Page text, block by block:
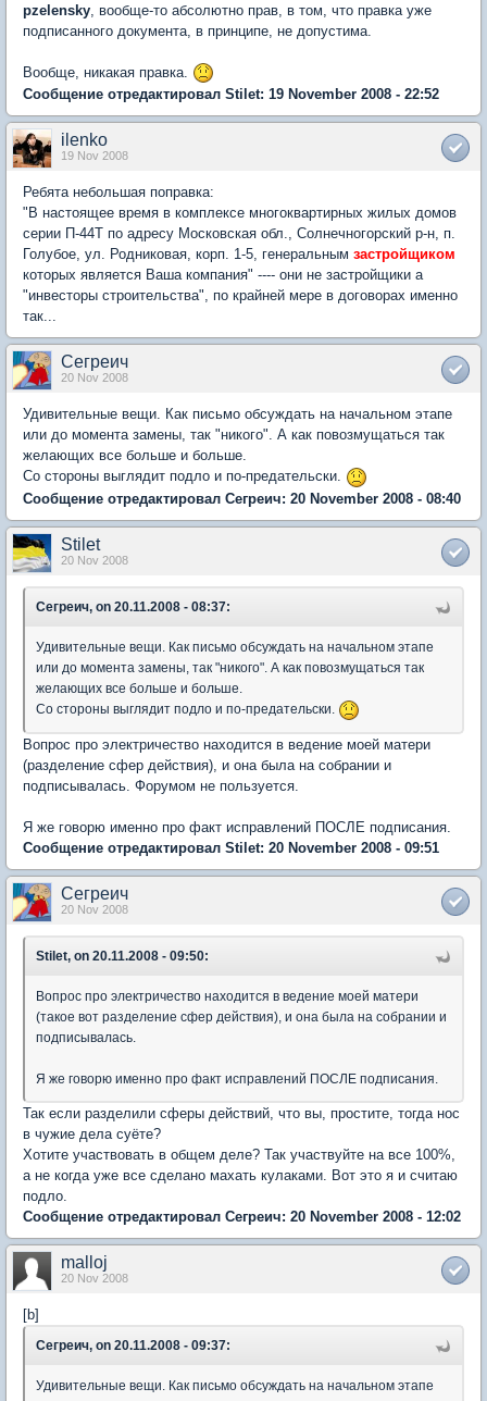
pzelensky , вообще-то абсолютно прав, в том, что правка уже
подписанного документа, в принципе, не допустима.
Вообще, никакая правка.
Сообщение отредактировал Stilet: 19 November 2008 - 22:52
ilenko
19 Nov 2008
Ребята небольшая поправка:
"В настоящее время в комплексе многоквартирных жилых домов
серии П-44Т по адресу Московская обл., Солнечногорский р-н, п.
Голубое, ул. Родниковая, корп. 1-5, генеральным застройщиком
которых является Ваша компания" ---- они не застройщики а
"инвесторы строительства", по крайней мере в договорах именно
так...
Сегреич
20 Nov 2008
Удивительные вещи. Как письмо обсуждать на начальном этапе
или до момента замены, так "никого". А как повозмущаться так
желающих все больше и больше.
Со стороны выглядит подло и по-предательски.
Сообщение отредактировал Сегреич: 20 November 2008 - 08:40
Stilet
20 Nov 2008
Сегреич, on 20.11.2008 - 08:37:
Удивительные вещи. Как письмо обсуждать на начальном этапе
или до момента замены, так "никого". А как повозмущаться так
желающих все больше и больше.
Со стороны выглядит подло и по-предательски.
Вопрос про электричество находится в ведение моей матери
(разделение сфер действия), и она была на собрании и
подписывалась. Форумом не пользуется.
Я же говорю именно про факт исправлений ПОСЛЕ подписания.
Сообщение отредактировал Stilet: 20 November 2008 - 09:51
Сегреич
20 Nov 2008
Stilet, on 20.11.2008 - 09:50:
Вопрос про электричество находится в ведение моей матери
(такое вот разделение сфер действия), и она была на собрании и
подписывалась.
Я же говорю именно про факт исправлений ПОСЛЕ подписания.
Так если разделили сферы действий, что вы, простите, тогда нос
в чужие дела суёте?
Хотите участвовать в общем деле? Так участвуйте на все 100%,
а не когда уже все сделано махать кулаками. Вот это я и считаю
подло.
Сообщение отредактировал Сегреич: 20 November 2008 - 12:02
malloj
20 Nov 2008
[b]
Сегреич, on 20.11.2008 - 09:37:
Удивительные вещи. Как письмо обсуждать на начальном этапе